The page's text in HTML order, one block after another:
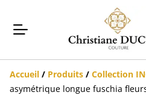
Accueil / Produits / Collection
asymétrique longue fuschia